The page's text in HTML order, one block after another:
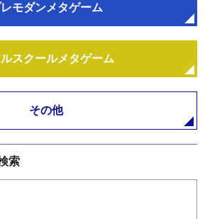
モダンメタゲーム
スクールメタゲーム
その他
索